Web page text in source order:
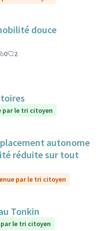
douce
0
2
par le tri citoyen
autonome
réduite sur tout
par le tri citoyen
Tonkin
par le tri citoyen